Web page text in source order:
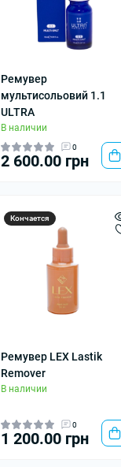
Ремувер
мультисольовий 1.1
ULTRA
В наличии
0
2 600.00 грн
Кончается
Ремувер LEX Lastik
Remover
В наличии
0
1 200.00 грн